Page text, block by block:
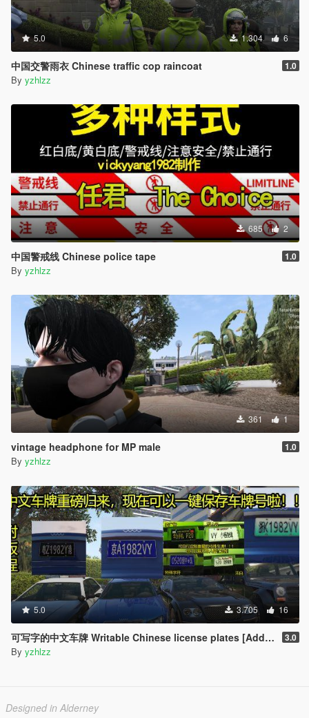
5.0 1.304 6
中国交警雨衣 Chinese traffic cop raincoat 1.0
By yzhlzz
685 2
中国警戒线 Chinese police tape 1.0
By yzhlzz
361 1
vintage headphone for MP male 1.0
By yzhlzz
5.0 3.705 16
可写字的中文车牌 Writable Chinese license plates [Add-On] 3.0
By yzhlzz
Designed in Alderney